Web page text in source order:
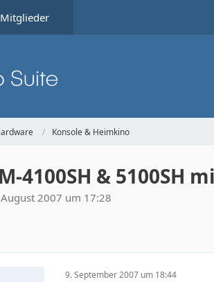
Mitglieder
Konsole & Heimkino
4100SH &
2007 um 17:28
9. September 2007 um 18:44